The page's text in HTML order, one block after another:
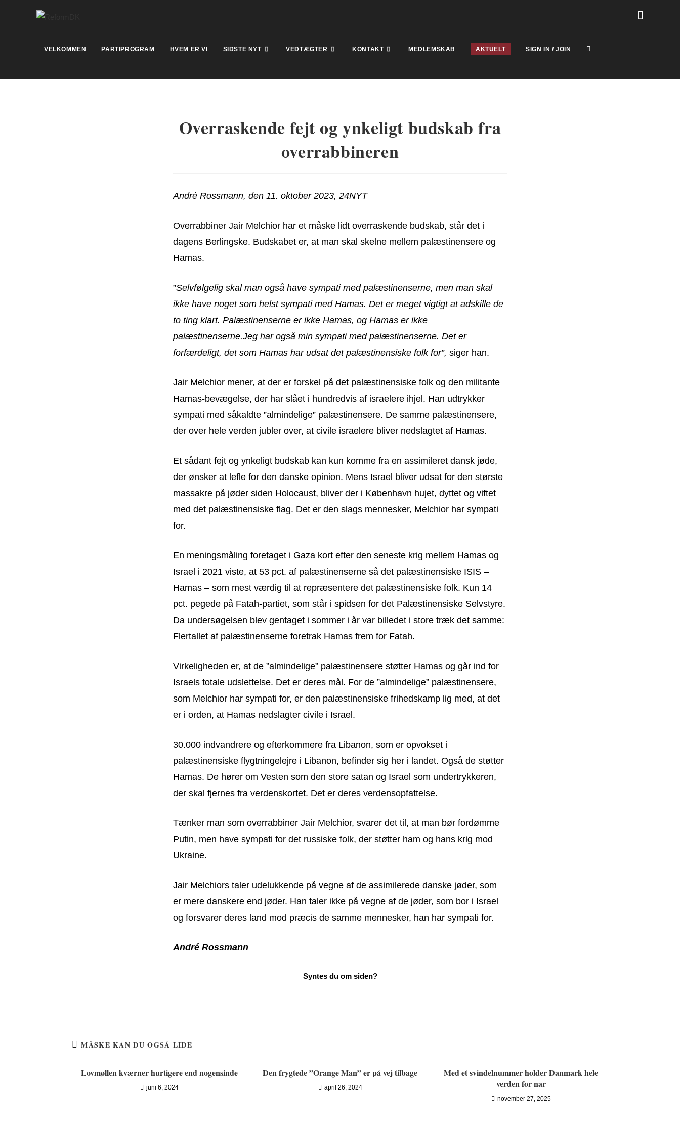
VELKOMMEN PARTIPROGRAM HVEM ER VI SIDSTE NYT VEDTÆGTER KONTAKT MEDLEMSKAB AKTUELT SIGN IN / JOIN
Overraskende fejt og ynkeligt budskab fra
overrabbineren
André Rossmann, den 11. oktober 2023, 24NYT
Overrabbiner Jair Melchior har et måske lidt overraskende budskab, står det i
dagens Berlingske. Budskabet er, at man skal skelne mellem palæstinensere og
Hamas.
”Selvfølgelig skal man også have sympati med palæstinenserne, men man skal
ikke have noget som helst sympati med Hamas. Det er meget vigtigt at adskille de
to ting klart. Palæstinenserne er ikke Hamas, og Hamas er ikke
palæstinenserne.Jeg har også min sympati med palæstinenserne. Det er
forfærdeligt, det som Hamas har udsat det palæstinensiske folk for”, siger han.
Jair Melchior mener, at der er forskel på det palæstinensiske folk og den militante
Hamas-bevægelse, der har slået i hundredvis af israelere ihjel. Han udtrykker
sympati med såkaldte ”almindelige” palæstinensere. De samme palæstinensere,
der over hele verden jubler over, at civile israelere bliver nedslagtet af Hamas.
Et sådant fejt og ynkeligt budskab kan kun komme fra en assimileret dansk jøde,
der ønsker at lefle for den danske opinion. Mens Israel bliver udsat for den største
massakre på jøder siden Holocaust, bliver der i København hujet, dyttet og viftet
med det palæstinensiske flag. Det er den slags mennesker, Melchior har sympati
for.
En meningsmåling foretaget i Gaza kort efter den seneste krig mellem Hamas og
Israel i 2021 viste, at 53 pct. af palæstinenserne så det palæstinensiske ISIS –
Hamas – som mest værdig til at repræsentere det palæstinensiske folk. Kun 14
pct. pegede på Fatah-partiet, som står i spidsen for det Palæstinensiske Selvstyre.
Da undersøgelsen blev gentaget i sommer i år var billedet i store træk det samme:
Flertallet af palæstinenserne foretrak Hamas frem for Fatah.
Virkeligheden er, at de ”almindelige” palæstinensere støtter Hamas og går ind for
Israels totale udslettelse. Det er deres mål. For de ”almindelige” palæstinensere,
som Melchior har sympati for, er den palæstinensiske frihedskamp lig med, at det
er i orden, at Hamas nedslagter civile i Israel.
30.000 indvandrere og efterkommere fra Libanon, som er opvokset i
palæstinensiske flygtningelejre i Libanon, befinder sig her i landet. Også de støtter
Hamas. De hører om Vesten som den store satan og Israel som undertrykkeren,
der skal fjernes fra verdenskortet. Det er deres verdensopfattelse.
Tænker man som overrabbiner Jair Melchior, svarer det til, at man bør fordømme
Putin, men have sympati for det russiske folk, der støtter ham og hans krig mod
Ukraine.
Jair Melchiors taler udelukkende på vegne af de assimilerede danske jøder, som
er mere danskere end jøder. Han taler ikke på vegne af de jøder, som bor i Israel
og forsvarer deres land mod præcis de samme mennesker, han har sympati for.
André Rossmann
MÅSKE KAN DU OGSÅ LIDE
Lovmøllen kværner hurtigere end nogensinde
juni 6, 2024
Den frygtede ”Orange Man” er på vej tilbage
april 26, 2024
Med et svindelnummer holder Danmark hele
verden for nar
november 27, 2025